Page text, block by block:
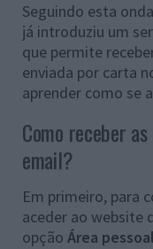
Seguindo esta
já introduziu um
que permite
enviada por carta
aprender como se
Como receber
email?
Em primeiro, para
aceder ao website
opção Área pessoal